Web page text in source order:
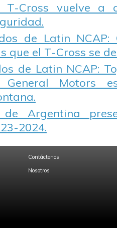
T-Cross vuelve a
de Latin NCAP:
que el T-Cross se
de Latin NCAP:
General Motors
de Argentina
2024.
Contáctenos
Nosotros